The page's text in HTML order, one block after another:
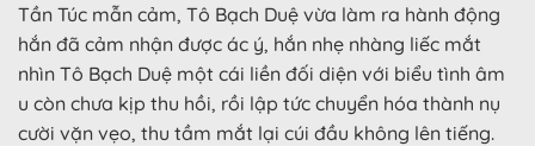
Tần Túc mẫn cảm, Tô Bạch Duệ vừa làm ra hành động
hắn đã cảm nhận được ác ý, hắn nhẹ nhàng liếc mắt
nhìn Tô Bạch Duệ một cái liền đối diện với biểu tình âm
u còn chưa kịp thu hồi, rồi lập tức chuyển hóa thành nụ
cười vặn vẹo, thu tầm mắt lại cúi đầu không lên tiếng.